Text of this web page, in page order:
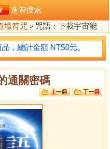
進階搜索
壇符咒 > 咒語：下載宇宙能
，總計金額 NT$0元。
通關密碼